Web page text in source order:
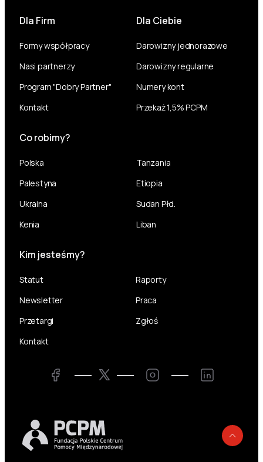
Dla Firm
Formy współpracy
Nasi partnerzy
Program "Dobry Partner"
Kontakt
Dla Ciebie
Darowizny jednorazowe
Darowizny regularne
Numery kont
Przekaż 1,5% PCPM
Co robimy?
Polska
Palestyna
Ukraina
Kenia
Tanzania
Etiopia
Sudan Płd.
Liban
Kim jesteśmy?
Statut
Raporty
Newsletter
Praca
Przetargi
Zgłoś
Kontakt
Facebook Twitter Instagram LinkedIn